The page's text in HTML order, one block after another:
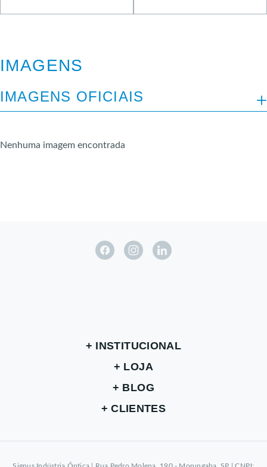
IMAGENS
IMAGENS OFICIAIS
Jean Pierre | Lançamentos 2026.02
Nenhuma imagem encontrada
INSTITUCIONAL
LOJA
BLOG
CLIENTES